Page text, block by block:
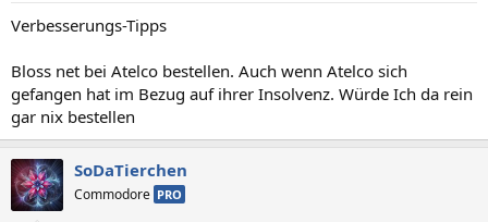
Verbesserungs-Tipps
Bloss net bei Atelco bestellen. Auch wenn Atelco sich
gefangen hat im Bezug auf ihrer Insolvenz. Würde Ich da rein
gar nix bestellen
SoDaTierchen
Commodore PRO